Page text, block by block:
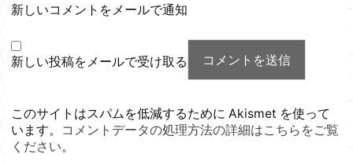
新しいコメントをメールで通知
新しい投稿をメールで受け取る
このサイトはスパムを低減するために Akismet を使って
います。
コメントデータの処理方法の詳細はこちらをご覧
ください。